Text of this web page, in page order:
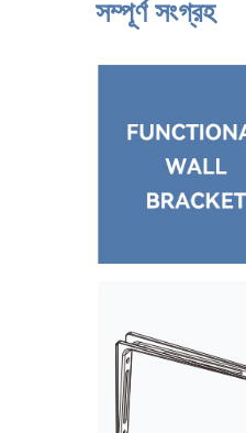
সম্পূর্ণ সংগ্রহ